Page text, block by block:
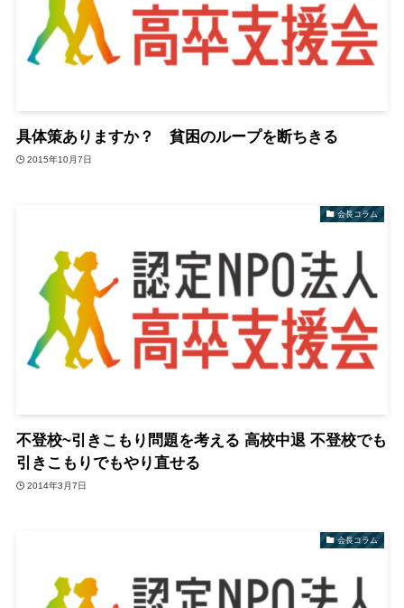
具体策ありますか？ 貧困のループを断ちきる
2015年10月7日
会長コラム
不登校~引きこもり問題を考える 高校中退 不登校でも
引きこもりでもやり直せる
2014年3月7日
会長コラム